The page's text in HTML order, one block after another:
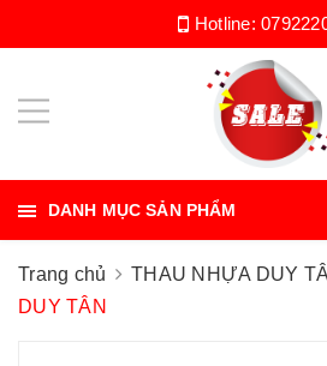
Hotline:
DANH MỤC SẢN PHẨM
Trang chủ THAU NHỰA DUY
DUY TÂN